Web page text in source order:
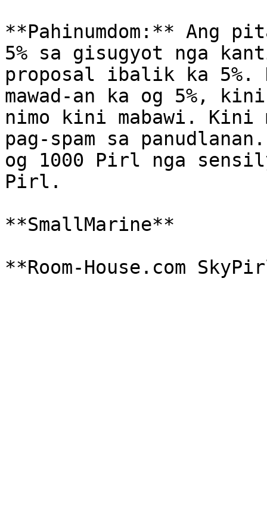
**Pahinumdom:** Ang
5% sa gisugyot nga
proposal ibalik ka 5%.
mawad-an ka og 5%,
nimo kini mabawi. Kini
pag-spam sa
og 1000 Pirl nga
Pirl.
**SmallMarine**